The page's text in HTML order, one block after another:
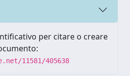
per citare o creare
11581/405638